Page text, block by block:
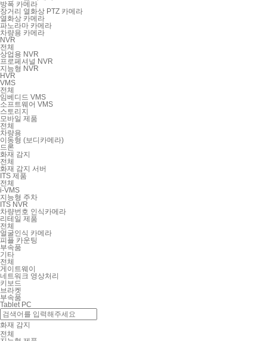
방폭 카메라
장거리 열화상 PTZ 카메라
열화상 카메라
파노라마 카메라
차량용 카메라
NVR
전체
상업용 NVR
프로페셔널 NVR
지능형 NVR
HVR
VMS
전체
임베디드 VMS
소프트웨어 VMS
스토리지
모바일 제품
전체
차량용
이동형 (보디카메라)
드론
화재 감지
전체
화재 감지 서버
ITS 제품
전체
i-VMS
지능형 주차
ITS NVR
차량번호 인식카메라
리테일 제품
전체
얼굴인식 카메라
피플 카운팅
부속품
기타
전체
게이트웨이
네트워크 영상처리
키보드
브라켓
부속품
Tablet PC
화재 감지
전체